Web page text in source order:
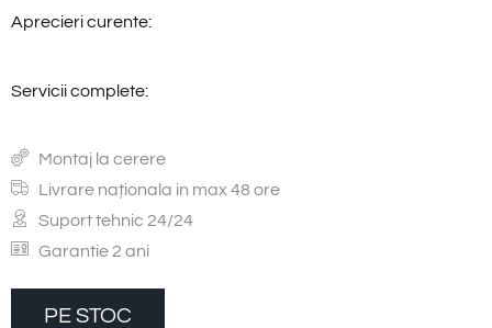
Aprecieri curente:
Servicii complete:
Montaj la cerere
Livrare naționala in max 48 ore
Suport tehnic 24/24
Garantie 2 ani
PE STOC